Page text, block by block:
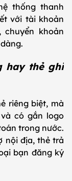
thống thanh
với tài khoản
khoản
hay thẻ ghi
riêng biệt, mà
có gắn logo
trong nước.
nội địa, thẻ trả
bạn đăng ký